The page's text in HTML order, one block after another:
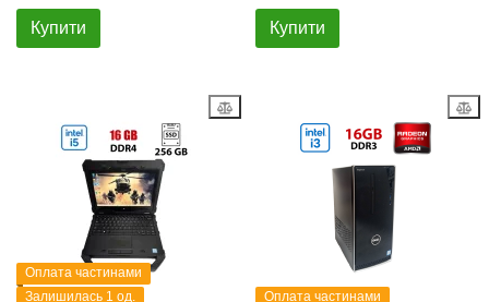
Купити Купити
Оплата частинами
Залишилась 1 од.
Оплата частинами